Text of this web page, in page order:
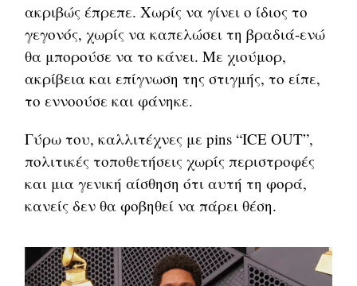
ακριβώς έπρεπε. Χωρίς να γίνει ο ίδιος το
γεγονός, χωρίς να καπελώσει τη βραδιά-ενώ
θα μπορούσε να το κάνει. Με χιούμορ,
ακρίβεια και επίγνωση της στιγμής, το είπε,
το εννοούσε και φάνηκε.
Γύρω του, καλλιτέχνες με pins “ICE OUT”,
πολιτικές τοποθετήσεις χωρίς περιστροφές
και μια γενική αίσθηση ότι αυτή τη φορά,
κανείς δεν θα φοβηθεί να πάρει θέση.